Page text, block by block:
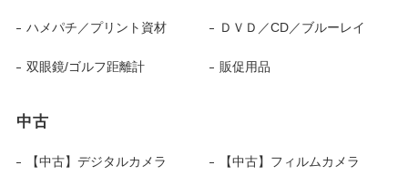
ハメパチ／プリント資材 ＤＶＤ／CD／ブルーレイ
双眼鏡/ゴルフ距離計 販促用品
中古
【中古】デジタルカメラ 【中古】フィルムカメラ